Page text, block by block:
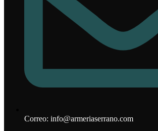
Correo: info@armeriaserrano.com